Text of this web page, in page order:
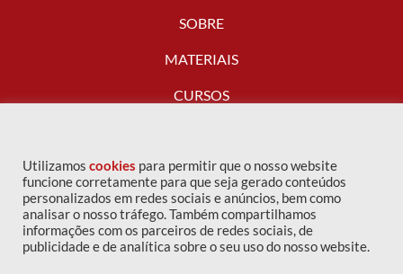
SOBRE
MATERIAIS
CURSOS
FALE CONOSCO
Utilizamos cookies para permitir que o nosso website
funcione corretamente para que seja gerado conteúdos
personalizados em redes sociais e anúncios, bem como
analisar o nosso tráfego. Também compartilhamos
informações com os parceiros de redes sociais, de
publicidade e de analítica sobre o seu uso do nosso website.